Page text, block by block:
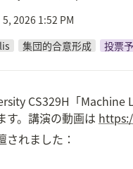
2026 1:52 PM
集団的合意形成 投票
CS329H「Machine
す。講演の動画は
れました：